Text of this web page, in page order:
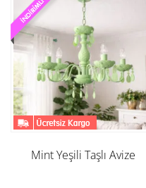
Mint Yeşili Taşlı Avize